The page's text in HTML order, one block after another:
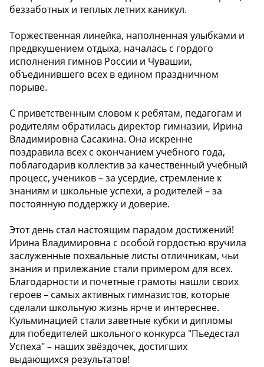
беззаботных и теплых летних каникул.
Торжественная линейка, наполненная улыбками и
предвкушением отдыха, началась с гордого
исполнения гимнов России и Чувашии,
объединившего всех в едином праздничном
порыве.
С приветственным словом к ребятам, педагогам и
родителям обратилась директор гимназии, Ирина
Владимировна Сасакина. Она искренне
поздравила всех с окончанием учебного года,
поблагодарив коллектив за качественный учебный
процесс, учеников – за усердие, стремление к
знаниям и школьные успехи, а родителей – за
постоянную поддержку и доверие.
Этот день стал настоящим парадом достижений!
Ирина Владимировна с особой гордостью вручила
заслуженные похвальные листы отличникам, чьи
знания и прилежание стали примером для всех.
Благодарности и почетные грамоты нашли своих
героев – самых активных гимназистов, которые
сделали школьную жизнь ярче и интереснее.
Кульминацией стали заветные кубки и дипломы
для победителей школьного конкурса "Пьедестал
Успеха" – наших звёздочек, достигших
выдающихся результатов!